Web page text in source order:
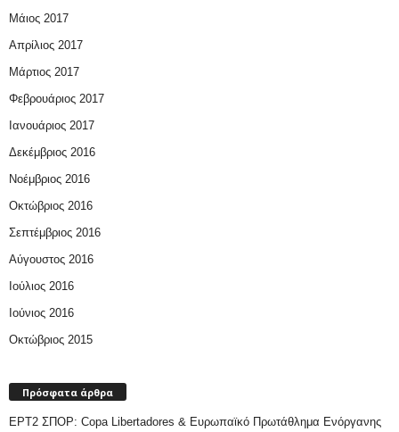
Μάιος 2017
Απρίλιος 2017
Μάρτιος 2017
Φεβρουάριος 2017
Ιανουάριος 2017
Δεκέμβριος 2016
Νοέμβριος 2016
Οκτώβριος 2016
Σεπτέμβριος 2016
Αύγουστος 2016
Ιούλιος 2016
Ιούνιος 2016
Οκτώβριος 2015
Πρόσφατα άρθρα
ΕΡΤ2 ΣΠΟΡ: Copa Libertadores & Ευρωπαϊκό Πρωτάθλημα Ενόργανης